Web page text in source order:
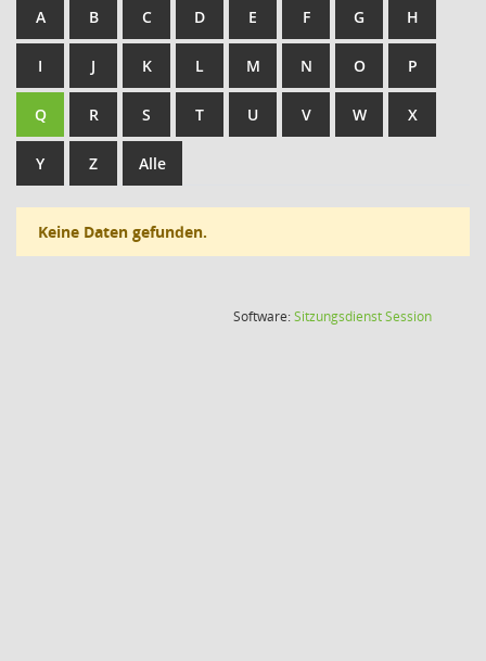
A B C D E F G H
I J K L M N O P
Q R S T U V W X
Y Z Alle
Keine Daten gefunden.
Software:SitzungsdienstSession(Wird in